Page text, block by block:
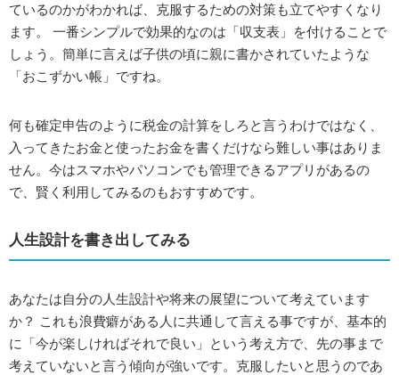
ているのかがわかれば、克服するための対策も立てやすくなり
ます。 一番シンプルで効果的なのは「収支表」を付けることで
しょう。簡単に言えば子供の頃に親に書かされていたような
「おこずかい帳」ですね。
何も確定申告のように税金の計算をしろと言うわけではなく、
入ってきたお金と使ったお金を書くだけなら難しい事はありま
せん。今はスマホやパソコンでも管理できるアプリがあるの
で、賢く利用してみるのもおすすめです。
人生設計を書き出してみる
あなたは自分の人生設計や将来の展望について考えています
か？ これも浪費癖がある人に共通して言える事ですが、基本的
に「今が楽しければそれで良い」という考え方で、先の事まで
考えていないと言う傾向が強いです。克服したいと思うのであ